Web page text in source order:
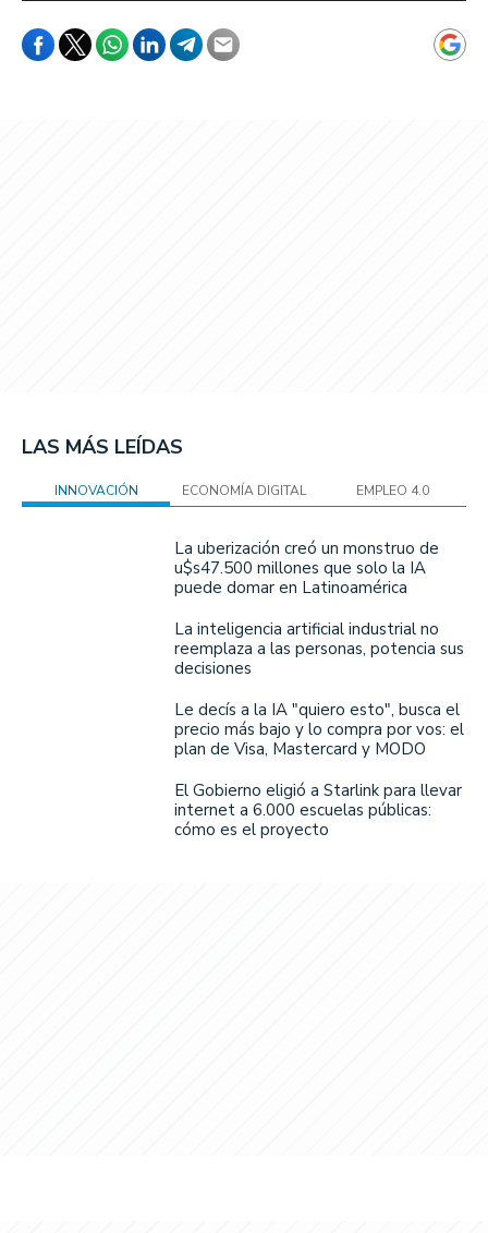
LAS MÁS LEÍDAS
INNOVACIÓN ECONOMÍA DIGITAL EMPLEO 4.0
La uberización creó un monstruo de
u$s47.500 millones que solo la IA
puede domar en Latinoamérica
La inteligencia artificial industrial no
reemplaza a las personas, potencia sus
decisiones
Le decís a la IA "quiero esto", busca el
precio más bajo y lo compra por vos: el
plan de Visa, Mastercard y MODO
El Gobierno eligió a Starlink para llevar
internet a 6.000 escuelas públicas:
cómo es el proyecto